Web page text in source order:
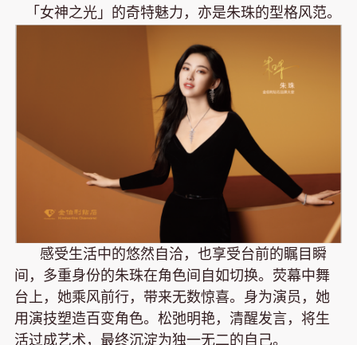
「女神之光」的奇特魅力，亦是朱珠的型格风范。
感受生活中的悠然自洽，也享受台前的瞩目瞬
间，多重身份的朱珠在角色间自如切换。荧幕中舞
台上，她乘风前行，带来无数惊喜。身为演员，她
用演技塑造百变角色。松弛明艳，清醒发言，将生
活过成艺术，最终沉淀为独一无二的自己。